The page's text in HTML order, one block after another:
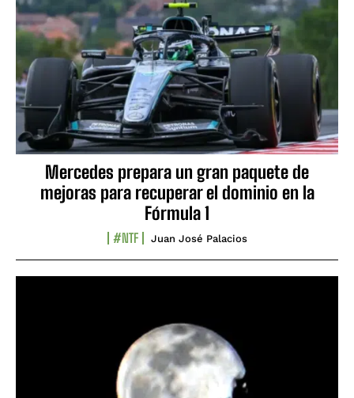
Mercedes prepara un gran paquete de
mejoras para recuperar el dominio en la
Fórmula 1
#NTF Juan José Palacios